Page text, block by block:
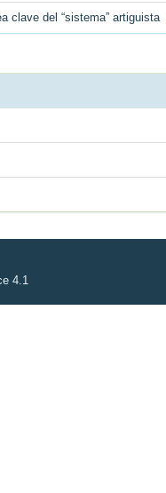
clave del “sistema” artiguista
4.1